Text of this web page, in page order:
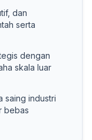
dan
serta
dengan
skala luar
saing industri
bebas